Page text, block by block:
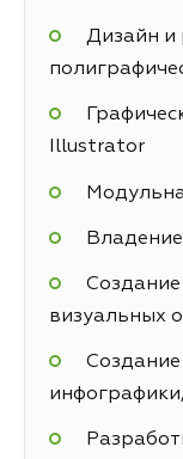
Дизайн и
Illustrator
визуальных